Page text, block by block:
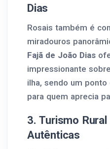
Dias
Rosais também é
miradouros
Fajã de João Dias
impressionante
ilha, sendo um
para quem aprecia
3. Turismo
Autênticas